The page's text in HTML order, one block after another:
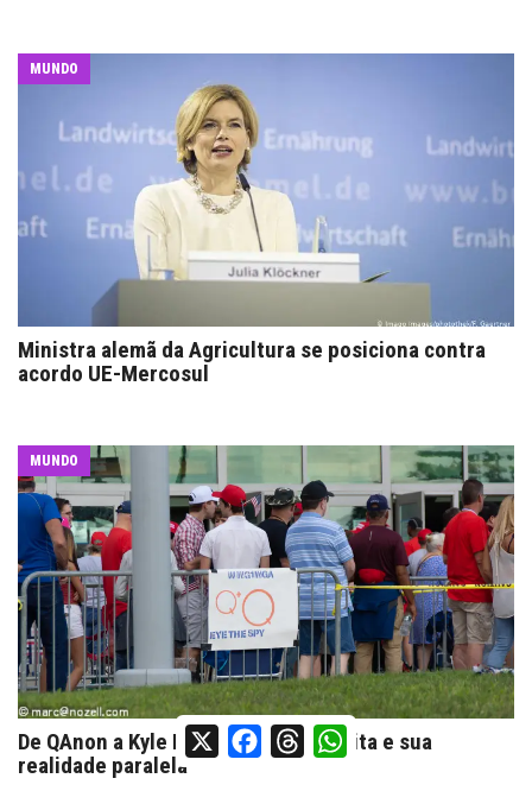
MUNDO
Ministra alemã da Agricultura se posiciona contra
acordo UE-Mercosul
MUNDO
De QAnon a Kyle Rittenhouse, a direita e sua
realidade paralela
FacebookThreadsWhatsApp